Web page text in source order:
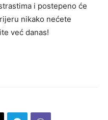
i postepeno će
nikako nećete
već danas!